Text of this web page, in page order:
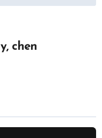
y, chen